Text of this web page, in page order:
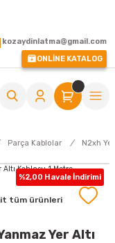
kozaydinlatma@gmail.com
ONLİNE KATALOG
Parça Kablolar N2xh
%2,00 Havale İndirimi
tüm ürünleri
Yer Altı